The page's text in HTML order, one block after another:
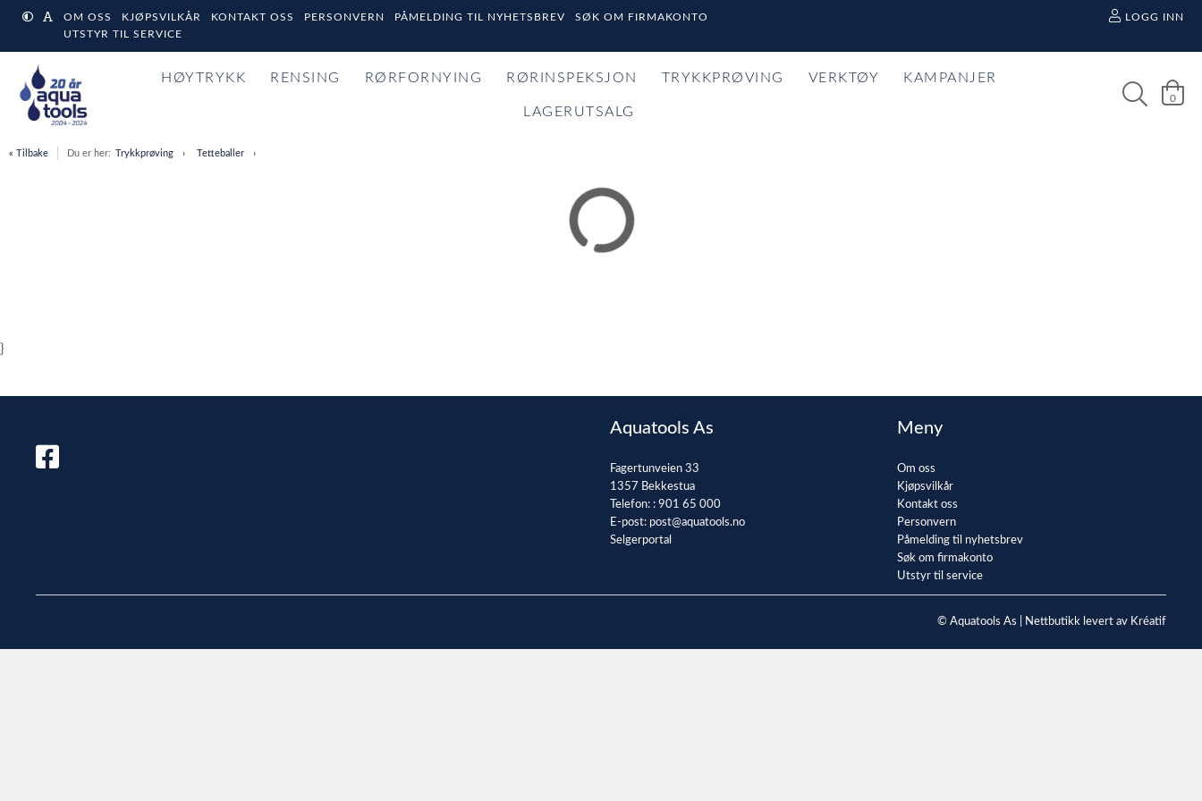
OM OSS KJØPSVILKÅR KONTAKT OSS PERSONVERN PÅMELDING TIL NYHETSBREV
SØK OM FIRMAKONTO
UTSTYR TIL SERVICE
LOGG INN
HØYTRYKK RENSING RØRFORNYING RØRINSPEKSJON TRYKKPRØVING VERKTØY KAMPANJER
LAGERUTSALG
0
« Tilbake Du er her: Trykkprøving Tetteballer
}
Aquatools As
Fagertunveien 33
1357 Bekkestua
Telefon: : 901 65 000
E-post: post@aquatools.no
Selgerportal
Meny
Om oss
Kjøpsvilkår
Kontakt oss
Personvern
Påmelding til nyhetsbrev
Søk om firmakonto
Utstyr til service
© Aquatools As | Nettbutikk levert av Kréatif